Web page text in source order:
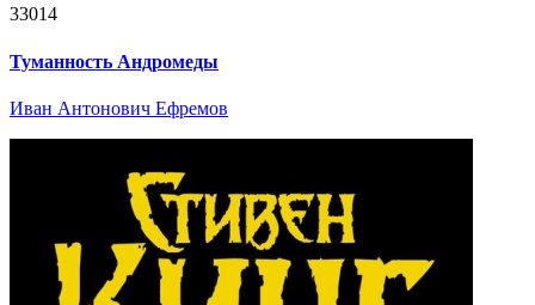
33014
Туманность Андромеды
Иван Антонович Ефремов